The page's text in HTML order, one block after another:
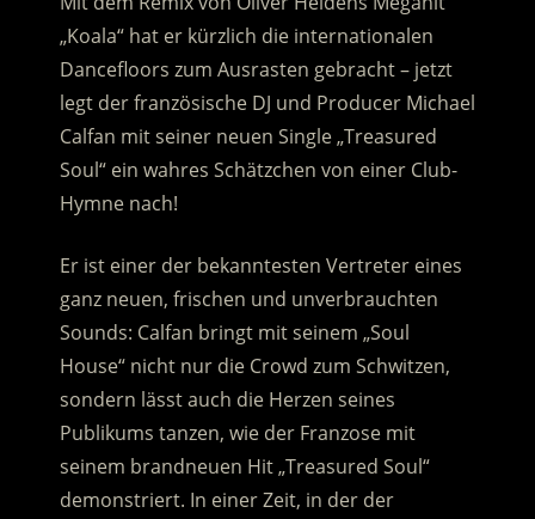
„Koala“ hat er kürzlich die internationalen
Dancefloors zum Ausrasten gebracht – jetzt
legt der französische DJ und Producer Michael
Calfan mit seiner neuen Single „Treasured
Soul“ ein wahres Schätzchen von einer Club-
Hymne nach!
Er ist einer der bekanntesten Vertreter eines
ganz neuen, frischen und unverbrauchten
Sounds: Calfan bringt mit seinem „Soul
House“ nicht nur die Crowd zum Schwitzen,
sondern lässt auch die Herzen seines
Publikums tanzen, wie der Franzose mit
seinem brandneuen Hit „Treasured Soul“
demonstriert. In einer Zeit, in der der